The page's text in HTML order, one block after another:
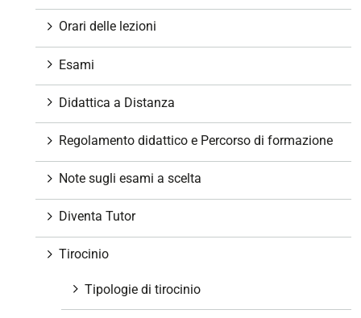
Orari delle lezioni
Esami
Didattica a Distanza
Regolamento didattico e Percorso di formazione
Note sugli esami a scelta
Diventa Tutor
Tirocinio
Tipologie di tirocinio